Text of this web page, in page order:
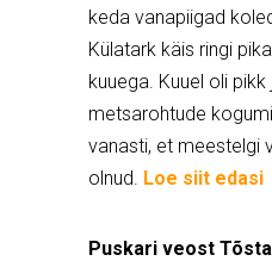
keda vanapiigad
Külatark käis ringi
kuuega. Kuuel oli
metsarohtude
vanasti, et meestelgi
olnud. Loe siit edasi
Puskari veost